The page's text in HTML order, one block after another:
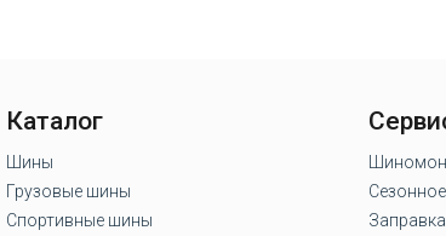
Каталог
Шины
Грузовые шины
Спортивные шины